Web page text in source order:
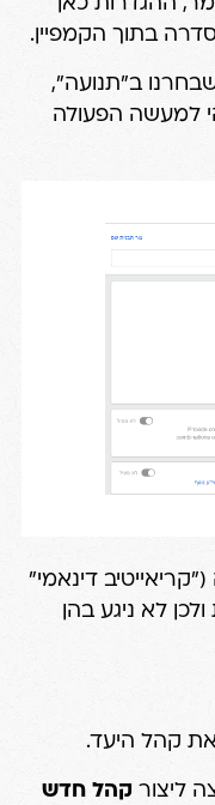
ההגדרות כאן
בתוך הקמפיין.
ב"תנועה",
למעשה הפעולה
דינאמי"
לא ניגע בהן
קהל היעד.
ליצור קהל חדש